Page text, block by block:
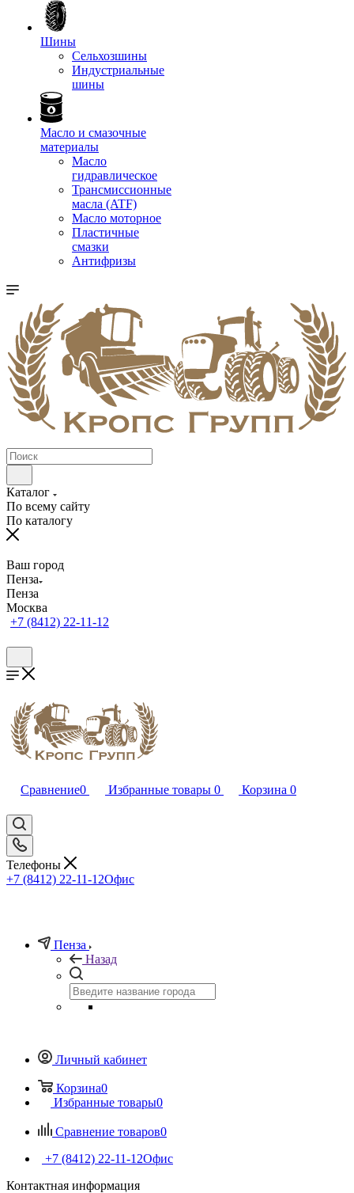
Шины
Сельхозшины
Индустриальные
шины
Масло и смазочные
материалы
Масло
гидравлическое
Трансмиссионные
масла (ATF)
Масло моторное
Пластичные
смазки
Антифризы
Каталог
По всему сайту
По каталогу
Ваш город
Пенза
Пенза
Москва
+7 (8412) 22-11-12
Сравнение0 Избранные товары 0 Корзина 0
Телефоны
+7 (8412) 22-11-12Офис
Пенза
Назад
Личный кабинет
Корзина0
Избранные товары0
Сравнение товаров0
+7 (8412) 22-11-12Офис
Контактная информация